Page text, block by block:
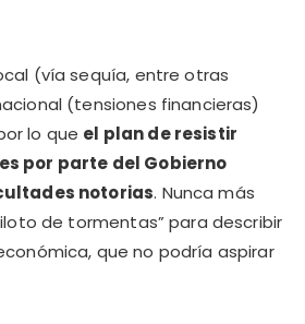
(vía sequía, entre otras
(tensiones financieras)
lo que el plan de resistir
por parte del Gobierno
notorias. Nunca más
de tormentas” para describir
que no podría aspirar